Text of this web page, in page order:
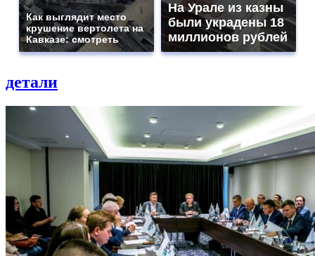
Как выглядит место
крушение вертолета на
Кавказе: смотреть
На Урале из казны
были украдены 18
миллионов рублей
детали